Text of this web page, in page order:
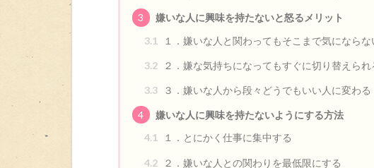
3
嫌いな人に興味を持たないと怒るメリット
3.1
１．嫌いな人と関わってもそこまで気にならな
3.2 ２．嫌な気持ちになってもすぐに切り替えられ
3.3 ３．嫌いな人から段々どうでもいい人に変わる
4
嫌いな人に興味を持たないようにする方法
4.1
１．とにかく仕事に集中する
4.2 ２．嫌いな人との関わりを最低限にする